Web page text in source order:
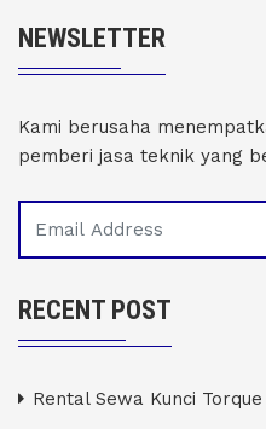
NEWSLETTER
Kami berusaha
pemberi jasa teknik yang
RECENT POST
Rental Sewa Kunci